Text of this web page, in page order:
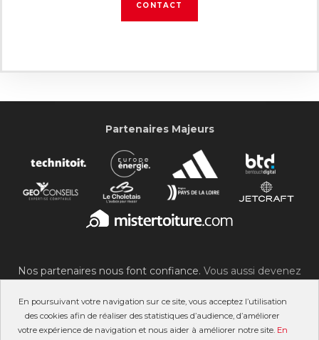
En poursuivant votre navigation sur ce site, vous acceptez l’utilisation
des cookies afin de réaliser des statistiques d’audience, d’améliorer
votre expérience de navigation et nous aider à améliorer notre site. En
CONTACT
Partenaires Majeurs
Nos partenaires nous font confiance. Vous aussi devenez